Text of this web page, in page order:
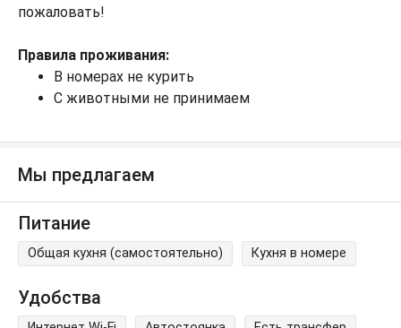
пожаловать!
Правила проживания:
В номерах не курить
С животными не принимаем
Мы предлагаем
Питание
Общая кухня (самостоятельно) Кухня в номере
Удобства